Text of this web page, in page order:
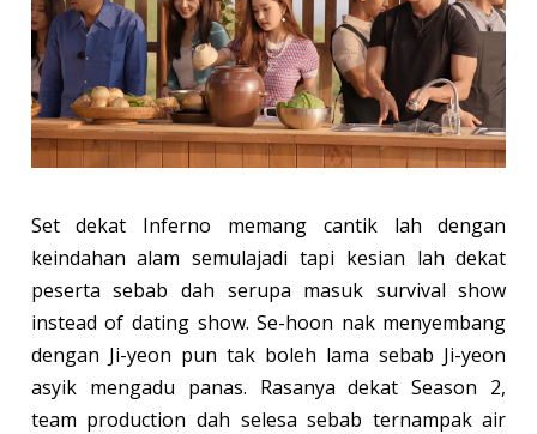
Set dekat Inferno memang cantik lah dengan
keindahan alam semulajadi tapi kesian lah dekat
peserta sebab dah serupa masuk survival show
instead of dating show. Se-hoon nak menyembang
dengan Ji-yeon pun tak boleh lama sebab Ji-yeon
asyik mengadu panas. Rasanya dekat Season 2,
team production dah selesa sebab ternampak air